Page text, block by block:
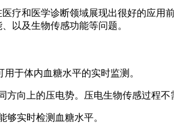
疗和医学诊断领域展现出很好的应
以及生物传感功能等问题。
于体内血糖水平的实时监测。
向上的压电势。压电生物传感过程不
实时检测血糖水平。